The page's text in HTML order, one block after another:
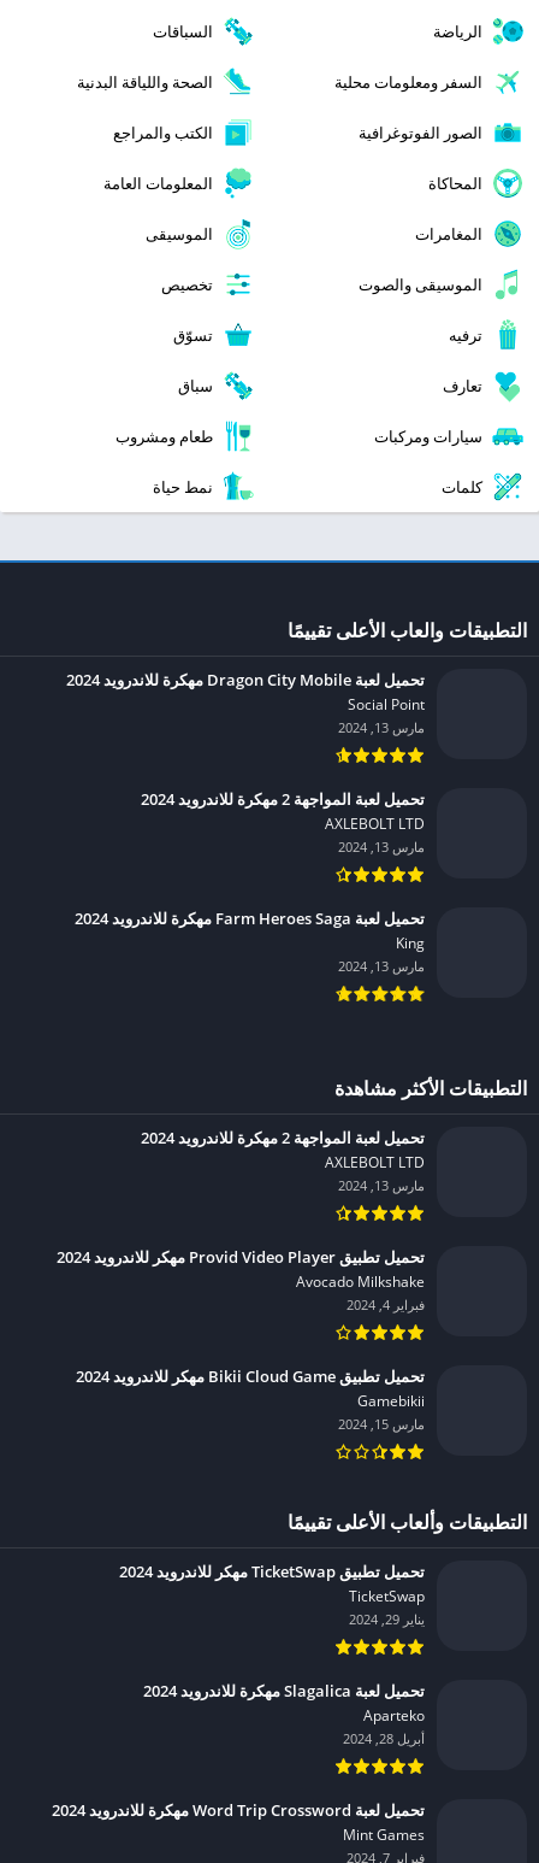
الرياضة السباقات
السفر ومعلومات محلية الصحة واللياقة البدنية
الصور الفوتوغرافية الكتب والمراجع
المحاكاة المعلومات العامة
المغامرات الموسيقى
الموسيقى والصوت تخصيص
ترفيه تسوّق
تعارف سباق
سيارات ومركبات طعام ومشروب
كلمات نمط حياة
التطبيقات والعاب الأعلى تقييمًا
تحميل لعبة Dragon City Mobile مهكرة للاندرويد 2024
Social Point‏
مارس 13, 2024
تحميل لعبة المواجهة 2 مهكرة للاندرويد 2024
AXLEBOLT LTD‏
مارس 13, 2024
تحميل لعبة Farm Heroes Saga مهكرة للاندرويد 2024
King‏
مارس 13, 2024
التطبيقات الأكثر مشاهدة
تحميل لعبة المواجهة 2 مهكرة للاندرويد 2024
AXLEBOLT LTD‏
مارس 13, 2024
تحميل تطبيق Provid Video Player مهكر للاندرويد 2024
Avocado Milkshake‏
فبراير 4, 2024
تحميل تطبيق Bikii Cloud Game مهكر للاندرويد 2024
Gamebikii‏
مارس 15, 2024
التطبيقات وألعاب الأعلى تقييمًا
تحميل تطبيق TicketSwap مهكر للاندرويد 2024
TicketSwap‏
يناير 29, 2024
تحميل لعبة Slagalica مهكرة للاندرويد 2024
Aparteko‏
أبريل 28, 2024
تحميل لعبة Word Trip Crossword مهكرة للاندرويد 2024
Mint Games‏
فبراير 7, 2024